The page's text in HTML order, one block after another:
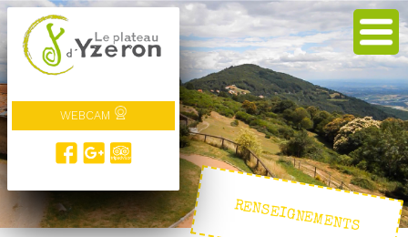
WEBCAM
RENSEIGNEMENTS